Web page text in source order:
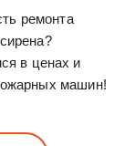
ремонта
в ценах и
машин!